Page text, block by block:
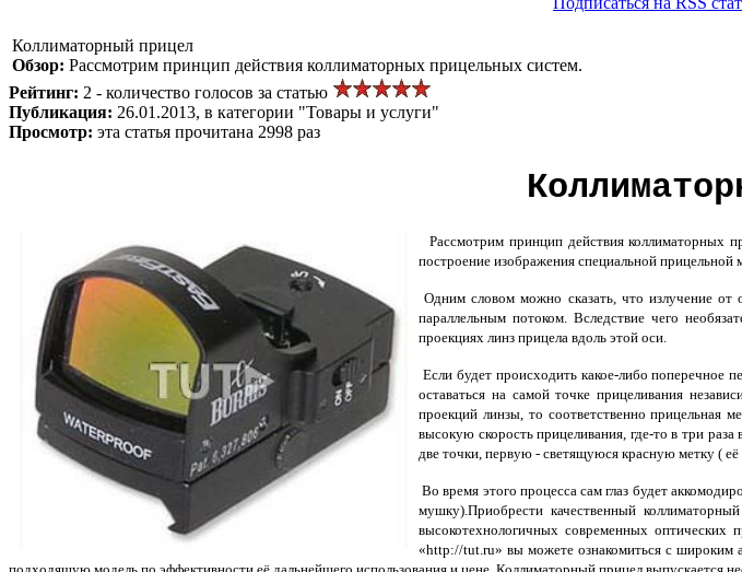
Коллиматорный прицел
Обзор: Рассмотрим принцип действия коллиматорных прицельных систем.
Рейтинг: 2 - количество голосов за статью
Публикация: 26.01.2013, в категории "Товары и услуги"
Просмотр: эта статья прочитана 2998 раз
Рассмотрим принцип действия коллиматорных
построение изображения специальной прицельной
Одним словом можно сказать, что излучение от
параллельным потоком. Вследствие чего
проекциях линз прицела вдоль этой оси.
Если будет происходить какое-либо поперечное
оставаться на самой точке прицеливания
проекций линзы, то соответственно прицельная
высокую скорость прицеливания, где-то в три
две точки, первую - светящуюся красную метку (
Во время этого процесса сам глаз будет
мушку).Приобрести качественный
высокотехнологичных современных
«http://tut.ru» вы можете ознакомиться с широким